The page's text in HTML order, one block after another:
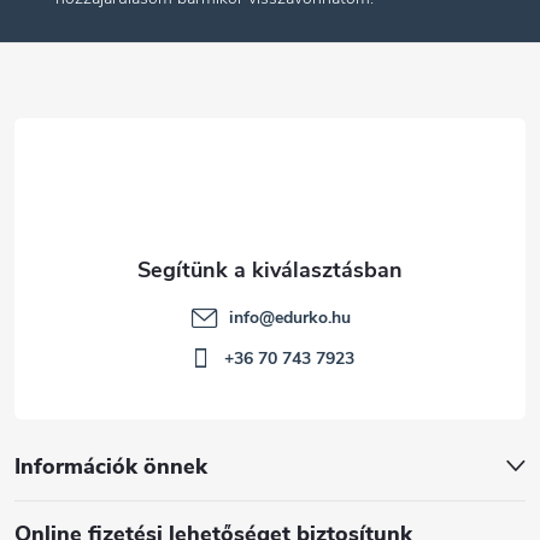
é
Információk önnek
Online fizetési lehetőséget biztosítunk
info@edurko.hu
+36 70 743 7923